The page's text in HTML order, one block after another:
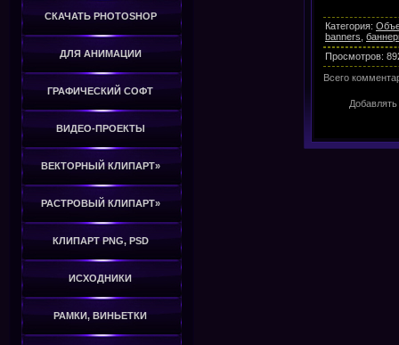
СКАЧАТЬ PHOTOSHOP
ДЛЯ АНИМАЦИИ
ГРАФИЧЕСКИЙ СОФТ
ВИДЕО-ПРОЕКТЫ
ВЕКТОРНЫЙ КЛИПАРТ»
РАСТРОВЫЙ КЛИПАРТ»
КЛИПАРТ PNG, PSD
ИСХОДНИКИ
РАМКИ, ВИНЬЕТКИ
Категория:
banners
Просмотров:
Всего